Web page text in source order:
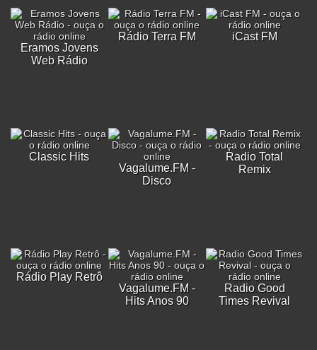
Eramos Jovens
Web Rádio
Rádio Terra FM iCast FM
Classic Hits
Vagalume.FM -
Disco
Radio Total
Remix
Rádio Play Retrô
Vagalume.FM -
Hits Anos 90
Radio Good
Times Revival